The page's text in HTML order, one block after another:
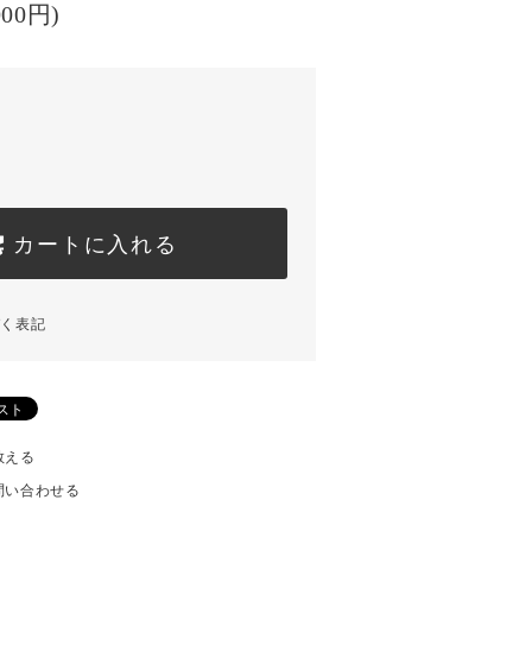
円)
カートに入れる
表記
える
合わせる